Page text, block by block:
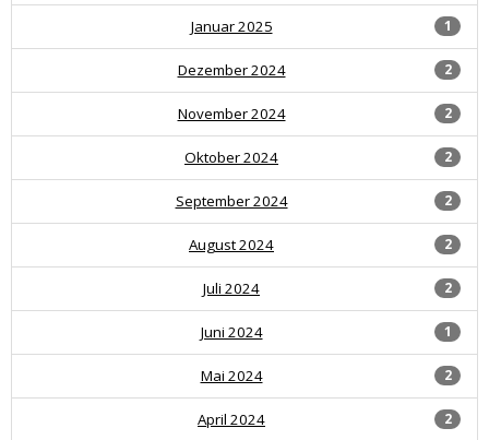
1
Januar 2025
2
Dezember 2024
2
November 2024
2
Oktober 2024
2
September 2024
2
August 2024
2
Juli 2024
1
Juni 2024
2
Mai 2024
2
April 2024